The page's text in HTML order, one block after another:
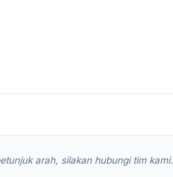
arah, silakan hubungi tim kami.